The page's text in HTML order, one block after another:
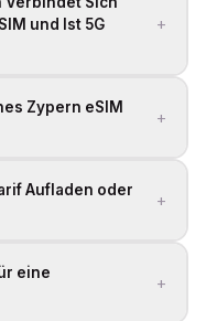
und Ist 5G
+
Zypern eSIM
+
Aufladen oder
+
eine
+